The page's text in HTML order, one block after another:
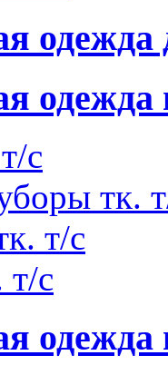
одежда
с
тк.
т/с
т/с
одежда